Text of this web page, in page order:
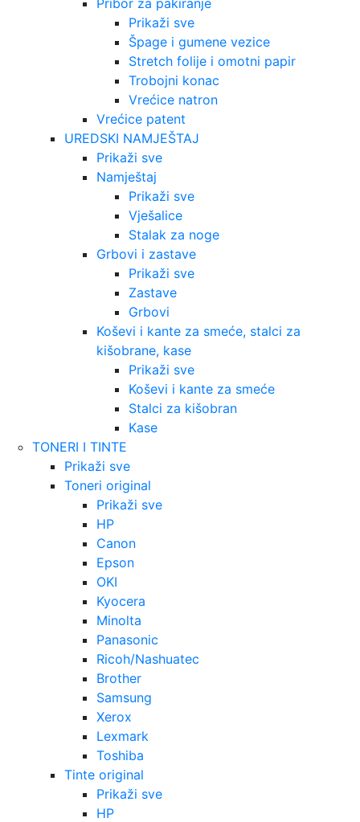
Pribor za pakiranje
Prikaži sve
Špage i gumene vezice
Stretch folije i omotni papir
Trobojni konac
Vrećice natron
Vrećice patent
UREDSKI NAMJEŠTAJ
Prikaži sve
Namještaj
Prikaži sve
Vješalice
Stalak za noge
Grbovi i zastave
Prikaži sve
Zastave
Grbovi
Koševi i kante za smeće, stalci za
kišobrane, kase
Prikaži sve
Koševi i kante za smeće
Stalci za kišobran
Kase
TONERI I TINTE
Prikaži sve
Toneri original
Prikaži sve
HP
Canon
Epson
OKI
Kyocera
Minolta
Panasonic
Ricoh/Nashuatec
Brother
Samsung
Xerox
Lexmark
Toshiba
Tinte original
Prikaži sve
HP